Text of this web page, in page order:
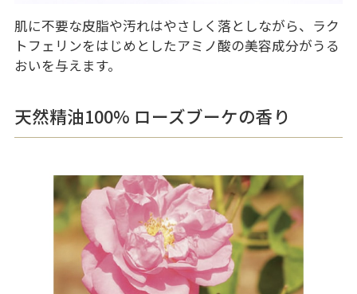
肌に不要な皮脂や汚れはやさしく落としながら、ラク
トフェリンをはじめとしたアミノ酸の美容成分がうる
おいを与えます。
天然精油100% ローズブーケの香り